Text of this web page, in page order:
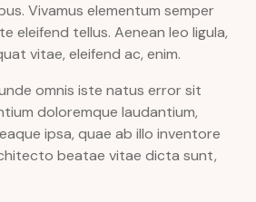
Vivamus elementum semper
eleifend tellus. Aenean leo ligula,
vitae, eleifend ac, enim.
omnis iste natus error sit
doloremque laudantium,
ipsa, quae ab illo inventore
beatae vitae dicta sunt,